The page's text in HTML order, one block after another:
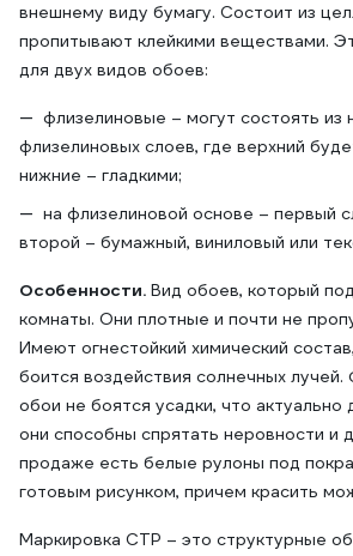
внешнему виду бумагу. Состоит из
пропитывают клейкими веществами.
для двух видов обоев:
флизелиновые – могут состоять из
флизелиновых слоев, где верхний
нижние – гладкими;
на флизелиновой основе – первый
второй – бумажный, виниловый или
Особенности. Вид обоев, который
комнаты. Они плотные и почти не
Имеют огнестойкий химический
боится воздействия солнечных
обои не боятся усадки, что актуально
они способны спрятать неровности и
продаже есть белые рулоны под
готовым рисунком, причем красить
Маркировка СТР – это структурные